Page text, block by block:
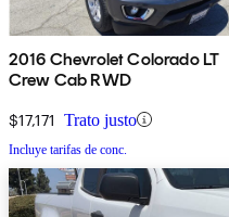
2016 Chevrolet Colorado LT
Crew Cab RWD
$17,171 Trato justo
Incluye tarifas de conc.